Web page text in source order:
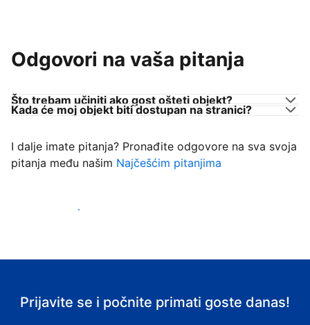
Odgovori na vaša pitanja
Što trebam učiniti ako gost ošteti objekt?
Kada će moj objekt biti dostupan na stranici?
I dalje imate pitanja? Pronađite odgovore na sva svoja
pitanja među našim Najčešćim pitanjima
Počnite primati goste
Prijavite se i počnite primati goste danas!